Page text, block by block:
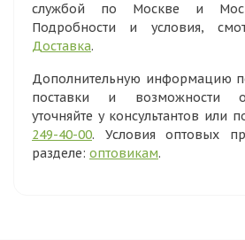
службой по Москве и
Подробности и условия,
Доставка.
Дополнительную информацию
поставки и возможности
уточняйте у консультантов или
249-40-00. Условия оптовых
разделе: оптовикам.